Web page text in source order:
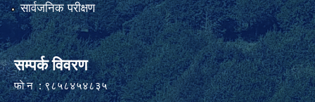
सार्वजनिक परीक्षण
सम्पर्क विवरण
फाे न : ९८५८४५४८३५